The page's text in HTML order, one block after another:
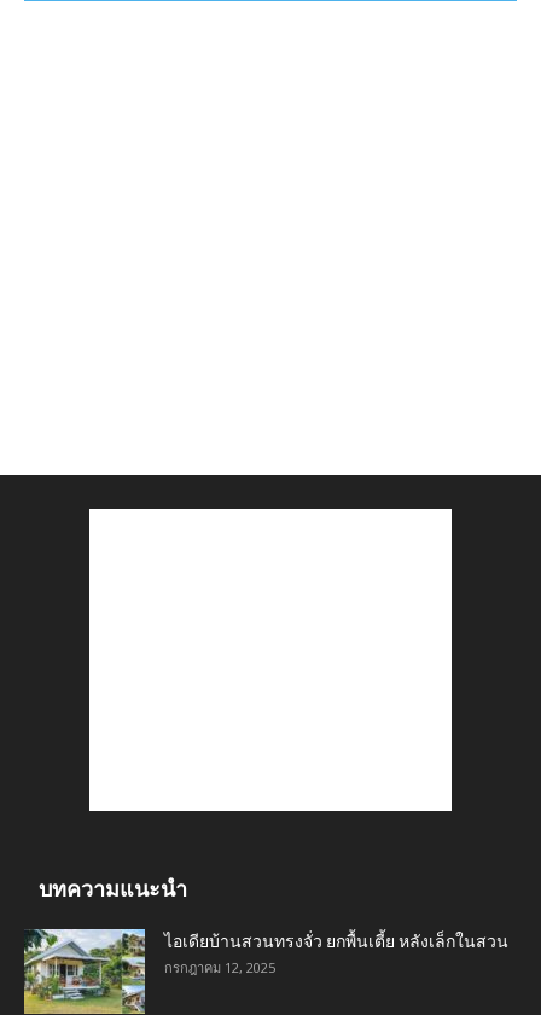
บทความแนะนำ
ไอเดียบ้านสวนทรงจั่ว ยกพื้นเตี้ย หลังเล็กในสวน
กรกฎาคม 12, 2025